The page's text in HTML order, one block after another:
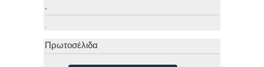
.
Πρωτοσέλιδα